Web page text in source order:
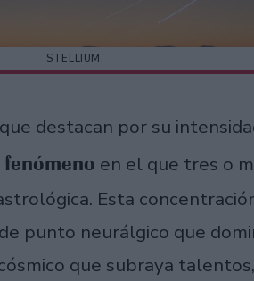
STELLIUM.
destacan por su
fenómeno en el que tres o
Esta
punto neurálgico que
que subraya